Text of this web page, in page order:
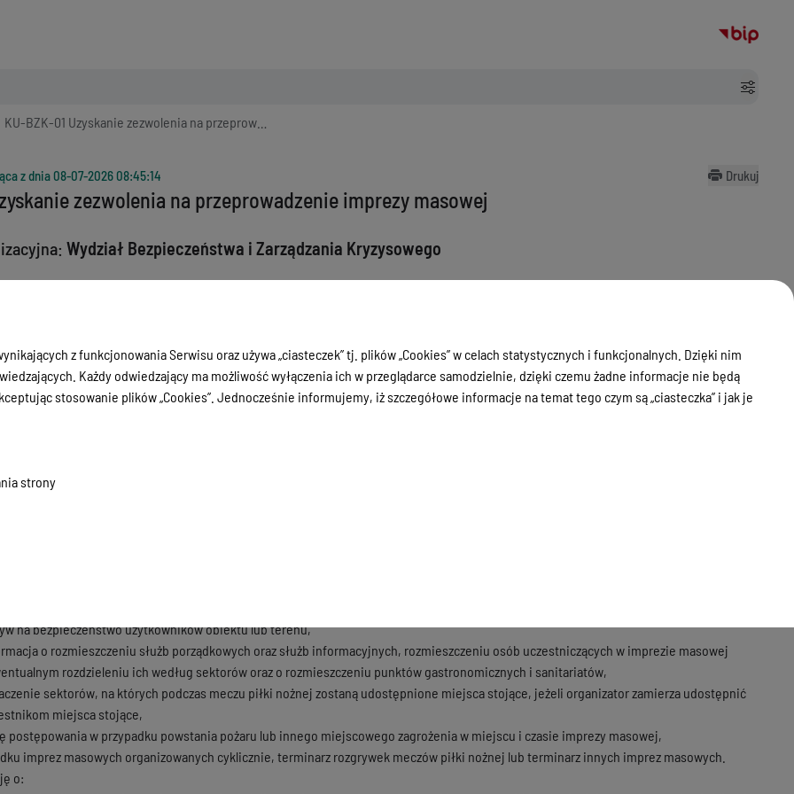
KU-BZK-01 Uzyskanie zezwolenia na przeprowadzenie imprezy masowej
z dnia08-07-2026 08:45:14 Drukuj
zezwolenia na przeprowadzenie imprezy masowej
Wydział Bezpieczeństwa i Zarządzania Kryzysowego
zezwolenia na przeprowadzenie imprezy masowej na terenie miasta Olsztyna - wzór stanowizałącznik 1.
zezwolenia na przeprowadzenie imprezy masowej należy załączyć:
Wojewódzkiej Stacji Pogotowia Ratunkowego w Olsztynie.
plan obiektu (terenu), na którym ma być przeprowadzona impreza masowa, wraz z jego opisem, zawierający:
na bezpieczeństwo użytkowników obiektu lub terenu,
o rozmieszczeniu służb porządkowych oraz służb informacyjnych, rozmieszczeniu osób uczestniczących w imprezie masowej
rozdzieleniu ich według sektorów oraz o rozmieszczeniu punktów gastronomicznych i sanitariatów,
sektorów, na których podczas meczu piłki nożnej zostaną udostępnione miejsca stojące, jeżeli organizator zamierza udostępnić
miejsca stojące,
postępowania w przypadku powstania pożaru lub innego miejscowego zagrożenia w miejscu i czasie imprezy masowej,
imprez masowych organizowanych cyklicznie, terminarz rozgrywek meczów piłki nożnej lub terminarz innych imprez masowych.
o:
z funkcjonowania Serwisu oraz używa „ciasteczek” tj. plików „Cookies” w celach statystycznych i funkcjonalnych. Dzięki nim
Każdy odwiedzający ma możliwość wyłączenia ich w przeglądarce samodzielnie, dzięki czemu żadne informacje nie będą
stosowanie plików „Cookies”. Jednocześnie informujemy, iż szczegółowe informacje na temat tego czym są „ciasteczka” i jak je
strony